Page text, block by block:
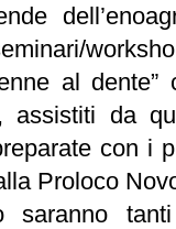
al
assistiti da
con i
Proloco
saranno